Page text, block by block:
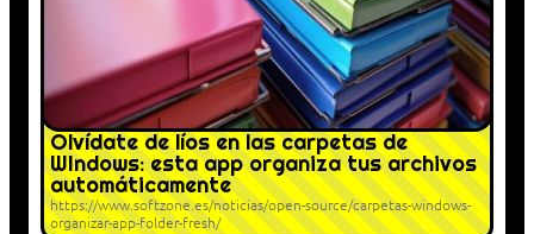
Olvídate de líos en las carpetas de
WIndows: esta app organiza tus archivos
automáticamente
https://www.softzone.es/noticias/open-source/carpetas-windows-
organizar-app-folder-fresh/